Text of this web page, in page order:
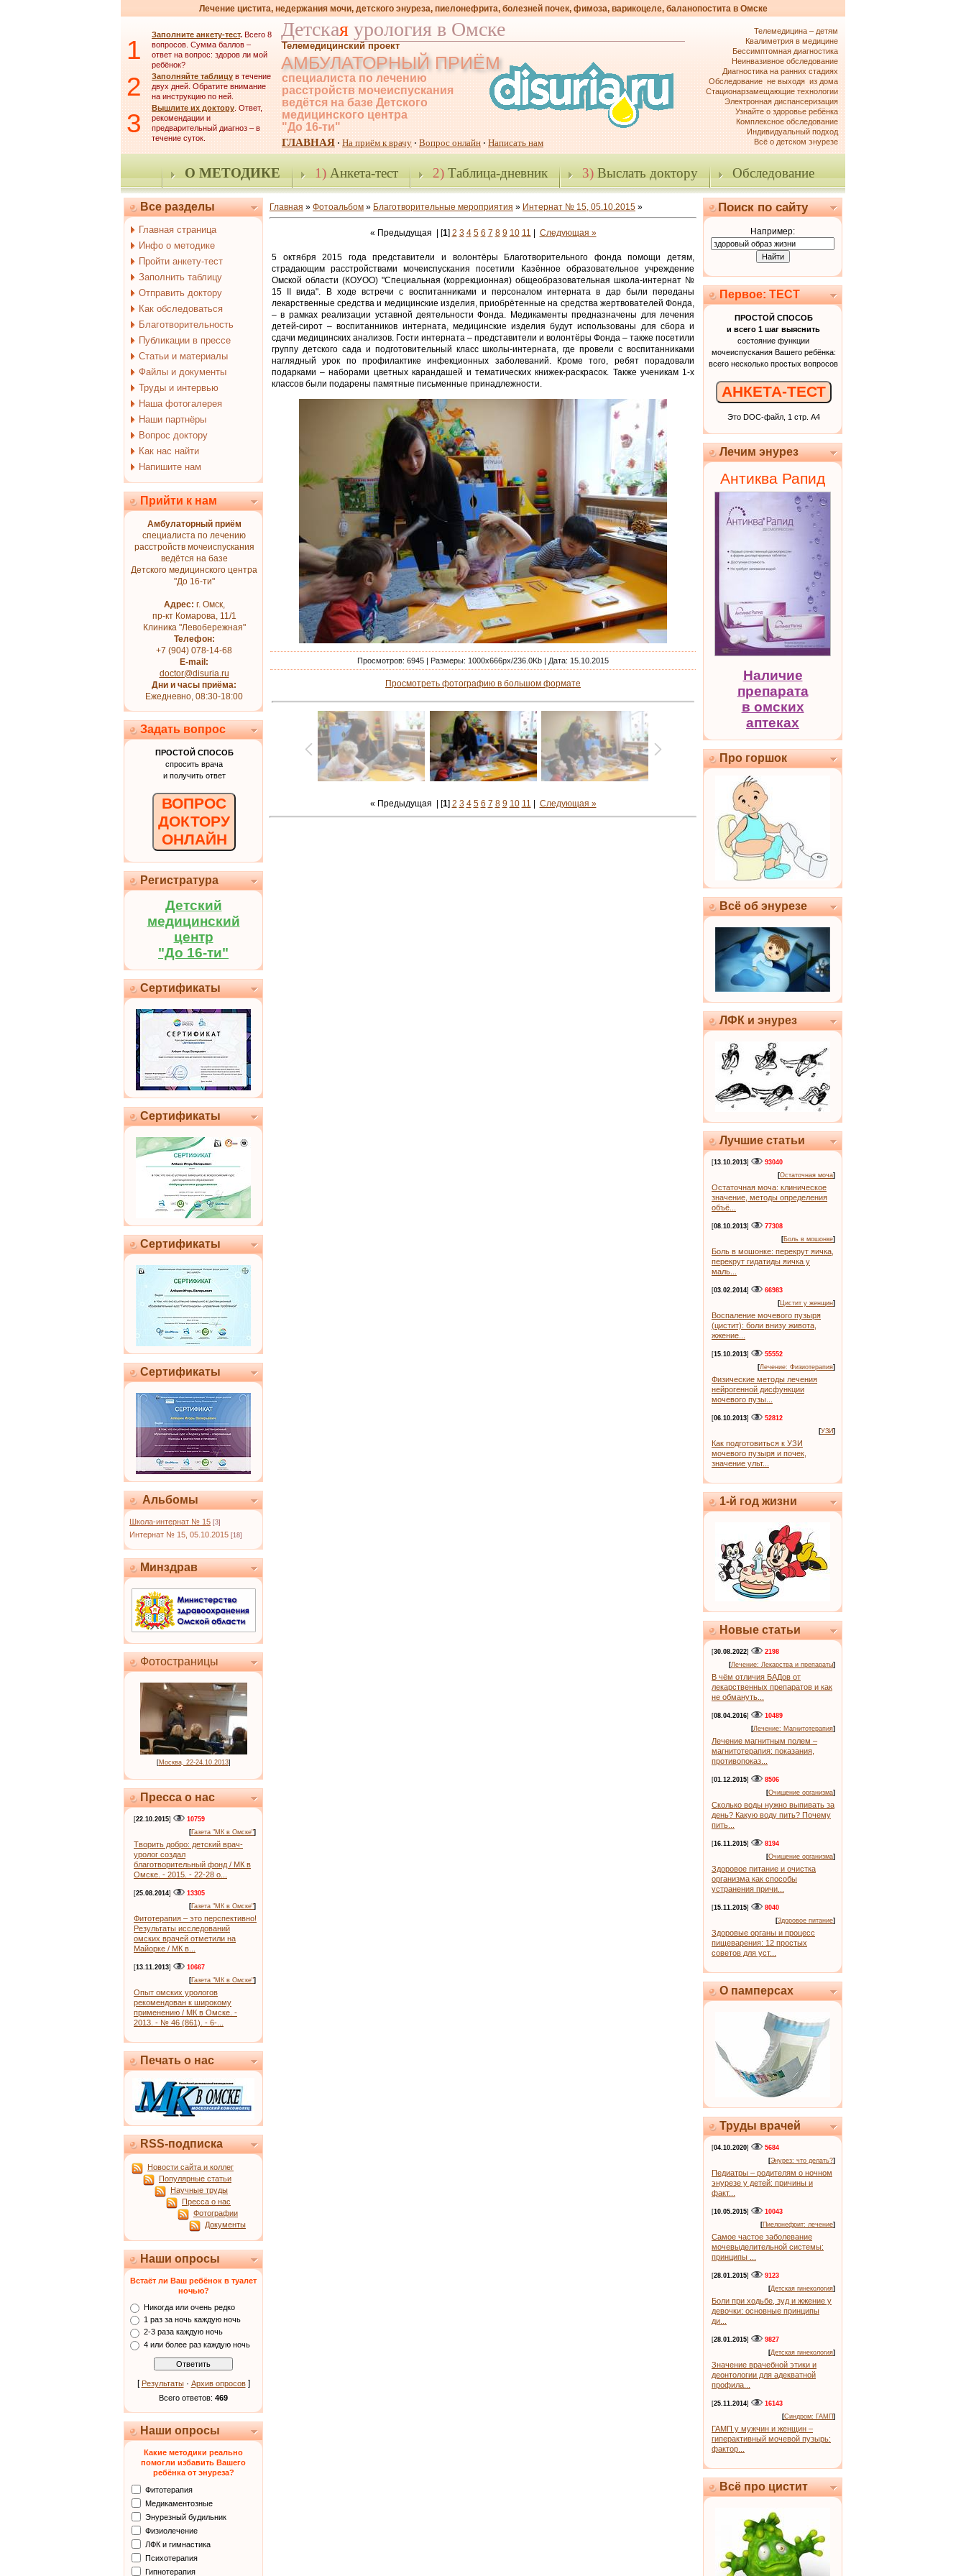
Лечение цистита, недержания мочи, детского энуреза, пиелонефрита, болезней почек, фимоза, варикоцеле, баланопостита в Омске
1 Заполните анкету-тест. Всего 8
вопросов. Сумма баллов –
ответ на вопрос: здоров ли мой
ребёнок?
2 Заполняйте таблицу в течение
двух дней. Обратите внимание
на инструкцию по ней.
3 Вышлите их доктору. Ответ,
рекомендации и
предварительный диагноз – в
течение суток.
Детская урология в Омске
Телемедицинский проект
АМБУЛАТОРНЫЙ ПРИЁМ
специалиста по лечению
расстройств мочеиспускания
ведётся на базе Детского
медицинского центра
"До 16-ти"
ГЛАВНАЯ · На приём к врачу · Вопрос онлайн · Написать нам
Телемедицина – детям
Квалиметрия в медицине
Бессимптомная диагностика
Неинвазивное обследование
Диагностика на ранних стадиях
Обследование не выходя из дома
Стационарзамещающие технологии
Электронная диспансеризация
Узнайте о здоровье ребёнка
Комплексное обследование
Индивидуальный подход
Всё о детском энурезе
О МЕТОДИКЕ 1)Анкета-тест 2)Таблица-дневник 3)Выслать доктору Обследование
Все разделы
Главная страница
Инфо о методике
Пройти анкету-тест
Заполнить таблицу
Отправить доктору
Как обследоваться
Благотворительность
Публикации в прессе
Статьи и материалы
Файлы и документы
Труды и интервью
Наша фотогалерея
Наши партнёры
Вопрос доктору
Как нас найти
Напишите нам
Прийти к нам
Амбулаторный приём
специалиста по лечению
расстройств мочеиспускания
ведётся на базе
Детского медицинского центра
"До 16-ти"
Адрес: г. Омск,
пр-кт Комарова, 11/1
Клиника "Левобережная"
Телефон:
+7 (904) 078-14-68
E-mail:
doctor@disuria.ru
Дни и часы приёма:
Ежедневно, 08:30-18:00
Задать вопрос
ПРОСТОЙ СПОСОБ
спросить врача
и получить ответ
ВОПРОС
ДОКТОРУ
ОНЛАЙН
Регистратура
Детский
медицинский
центр
"До 16-ти"
Сертификаты
Сертификаты
Сертификаты
Сертификаты
Альбомы
Школа-интернат № 15 [3]
Интернат № 15, 05.10.2015 [18]
Минздрав
Фотостраницы
[Москва, 22-24.10.2013]
Пресса о нас
[22.10.2015]
10759
[Газета "МК в Омске"]
Творить добро: детский врач-
уролог создал
благотворительный фонд / МК в
Омске. - 2015. - 22-28 о...
[25.08.2014]
13305
[Газета "МК в Омске"]
Фитотерапия – это перспективно!
Результаты исследований
омских врачей отметили на
Майорке / МК в...
[13.11.2013]
10667
[Газета "МК в Омске"]
Опыт омских урологов
рекомендован к широкому
применению / МК в Омске. -
2013. - № 46 (861). - 6-...
Печать о нас
RSS-подписка
Новости сайта и коллег
Популярные статьи
Научные труды
Пресса о нас
Фотографии
Документы
Наши опросы
Встаёт ли Ваш ребёнок в туалет
ночью?
Никогда или очень редко
1 раз за ночь каждую ночь
2-3 раза каждую ночь
4 или более раз каждую ночь
[ Результаты· Архив опросов]
Всего ответов: 469
Наши опросы
Какие методики реально
помогли избавить Вашего
ребёнка от энуреза?
Фитотерапия
Медикаментозные
Энурезный будильник
Физиолечение
ЛФК и гимнастика
Психотерапия
Гипнотерапия
Главная » Фотоальбом » Благотворительные мероприятия » Интернат № 15, 05.10.2015 »
« Предыдущая | [1] 2 3 4 5 6 7 8 9 10 11 Следующая »
5 октября 2015 года представители и волонтёры Благотворительного фонда помощи детям,
страдающим расстройствами мочеиспускания посетили Казённое образовательное учреждение
Омской области (КОУОО) "Специальная (коррекционная) общеобразовательная школа-интернат №
15 II вида". В ходе встречи с воспитанниками и персоналом интерната в дар были переданы
лекарственные средства и медицинские изделия, приобрётенные на средства жертвователей Фонда,
– в рамках реализации уставной деятельности Фонда. Медикаменты предназначены для лечения
детей-сирот – воспитанников интерната, медицинские изделия будут использованы для сбора и
сдачи медицинских анализов. Гости интерната – представители и волонтёры Фонда – также посетили
группу детского сада и подготовительный класс школы-интерната, где провели с воспитанниками
наглядный урок по профилактике инфекционных заболеваний. Кроме того, ребят порадовали
подарками – наборами цветных карандашей и тематических книжек-раскрасок. Также ученикам 1-х
классов были подарены памятные письменные принадлежности.
Просмотров: 6945 | Размеры: 1000x666px/236.0Kb | Дата: 15.10.2015
Просмотреть фотографию в большом формате
« Предыдущая | [1] 2 3 4 5 6 7 8 9 10 11 Следующая »
Поиск по сайту
Например:
Первое: ТЕСТ
ПРОСТОЙ СПОСОБ
и всего 1 шаг выяснить
состояние функции
мочеиспускания Вашего ребёнка:
всего несколько простых вопросов
АНКЕТА-ТЕСТ
Это DOC-файл, 1 стр. А4
Лечим энурез
Антиква Рапид
Наличие
препарата
в омских
аптеках
Про горшок
Всё об энурезе
ЛФК и энурез
Лучшие статьи
[13.10.2013]
93040
[Остаточная моча]
Остаточная моча: клиническое
значение, методы определения
объё...
[08.10.2013]
77308
[Боль в мошонке]
Боль в мошонке: перекрут яичка,
перекрут гидатиды яичка у
маль...
[03.02.2014]
66983
[Цистит у женщин]
Воспаление мочевого пузыря
(цистит): боли внизу живота,
жжение...
[15.10.2013]
55552
[Лечение: Физиотерапия]
Физические методы лечения
нейрогенной дисфункции
мочевого пузы...
[06.10.2013]
52812
[УЗИ]
Как подготовиться к УЗИ
мочевого пузыря и почек,
значение ульт...
1-й год жизни
Новые статьи
[30.08.2022]
2198
[Лечение: Лекарства и препараты]
В чём отличия БАДов от
лекарственных препаратов и как
не обмануть...
[08.04.2016]
10489
[Лечение: Магнитотерапия]
Лечение магнитным полем –
магнитотерапия: показания,
противопоказ...
[01.12.2015]
8506
[Очищение организма]
Сколько воды нужно выпивать за
день? Какую воду пить? Почему
пить...
[16.11.2015]
8194
[Очищение организма]
Здоровое питание и очистка
организма как способы
устранения причи...
[15.11.2015]
8040
[Здоровое питание]
Здоровые органы и процесс
пищеварения: 12 простых
советов для уст...
О памперсах
Труды врачей
[04.10.2020]
5684
[Энурез: что делать?]
Педиатры – родителям о ночном
энурезе у детей: причины и
факт...
[10.05.2015]
10043
[Пиелонефрит: лечение]
Самое частое заболевание
мочевыделительной системы:
принципы ...
[28.01.2015]
9123
[Детская гинекология]
Боли при ходьбе, зуд и жжение у
девочки: основные принципы
ди...
[28.01.2015]
9827
[Детская гинекология]
Значение врачебной этики и
деонтологии для адекватной
профила...
[25.11.2014]
16143
[Синдром: ГАМП]
ГАМП у мужчин и женщин –
гиперактивный мочевой пузырь:
фактор...
Всё про цистит